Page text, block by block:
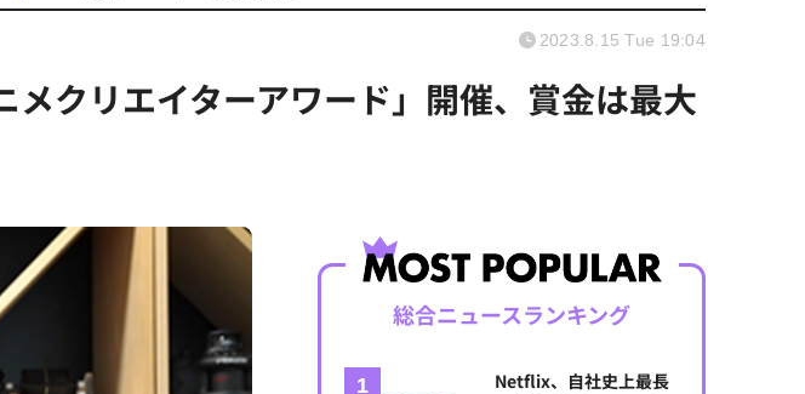
クリエイターアワード」開催、賞金は最大
2023.8.15 Tue 19:04
総合ニュースランキング
Netflix、自社史上最長